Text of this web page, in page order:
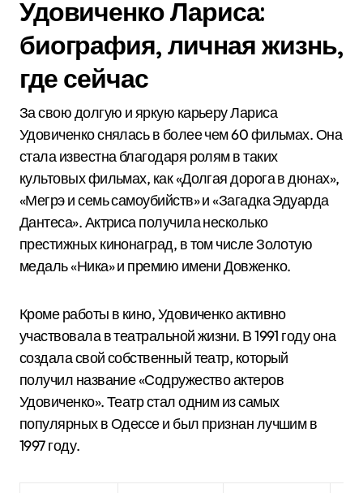
Удовиченко Лариса:
биография, личная жизнь,
где сейчас
За свою долгую и яркую карьеру Лариса
Удовиченко снялась в более чем 60 фильмах. Она
стала известна благодаря ролям в таких
культовых фильмах, как «Долгая дорога в дюнах»,
«Мегрэ и семь самоубийств» и «Загадка Эдуарда
Дантеса». Актриса получила несколько
престижных кинонаград, в том числе Золотую
медаль «Ника» и премию имени Довженко.
Кроме работы в кино, Удовиченко активно
участвовала в театральной жизни. В 1991 году она
создала свой собственный театр, который
получил название «Содружество актеров
Удовиченко». Театр стал одним из самых
популярных в Одессе и был признан лучшим в
1997 году.